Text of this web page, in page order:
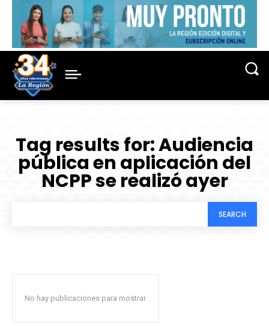
Tag results for:Audiencia
pública en aplicación del
NCPP se realizó ayer
SEARCH
No hay publicaciones para mostrar